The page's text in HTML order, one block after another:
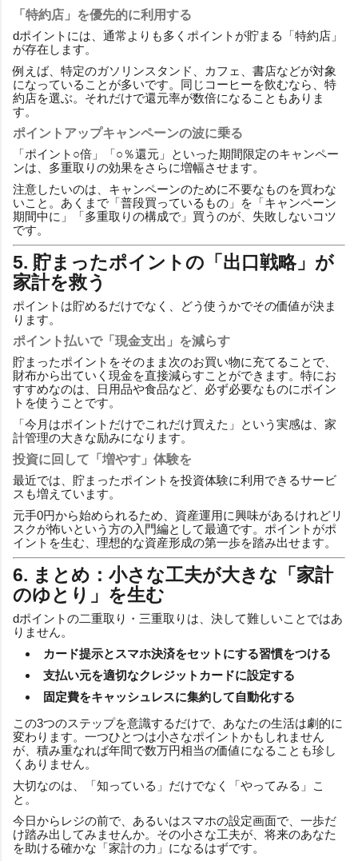
「特約店」を優先的に利用する
dポイントには、通常よりも多くポイントが貯まる「特約店」
が存在します。
例えば、特定のガソリンスタンド、カフェ、書店などが対象
になっていることが多いです。同じコーヒーを飲むなら、特
約店を選ぶ。それだけで還元率が数倍になることもありま
す。
ポイントアップキャンペーンの波に乗る
「ポイント○倍」「○％還元」といった期間限定のキャンペー
ンは、多重取りの効果をさらに増幅させます。
注意したいのは、キャンペーンのために不要なものを買わな
いこと。あくまで「普段買っているもの」を「キャンペーン
期間中に」「多重取りの構成で」買うのが、失敗しないコツ
です。
5. 貯まったポイントの「出口戦略」が
家計を救う
ポイントは貯めるだけでなく、どう使うかでその価値が決ま
ります。
ポイント払いで「現金支出」を減らす
貯まったポイントをそのまま次のお買い物に充てることで、
財布から出ていく現金を直接減らすことができます。特にお
すすめなのは、日用品や食品など、必ず必要なものにポイン
トを使うことです。
「今月はポイントだけでこれだけ買えた」という実感は、家
計管理の大きな励みになります。
投資に回して「増やす」体験を
最近では、貯まったポイントを投資体験に利用できるサービ
スも増えています。
元手0円から始められるため、資産運用に興味があるけれどリ
スクが怖いという方の入門編として最適です。ポイントがポ
イントを生む、理想的な資産形成の第一歩を踏み出せます。
6. まとめ：小さな工夫が大きな「家計
のゆとり」を生む
dポイントの二重取り・三重取りは、決して難しいことではあ
りません。
カード提示とスマホ決済をセットにする習慣をつける
支払い元を適切なクレジットカードに設定する
固定費をキャッシュレスに集約して自動化する
この3つのステップを意識するだけで、あなたの生活は劇的に
変わります。一つひとつは小さなポイントかもしれません
が、積み重なれば年間で数万円相当の価値になることも珍し
くありません。
大切なのは、「知っている」だけでなく「やってみる」こ
と。
今日からレジの前で、あるいはスマホの設定画面で、一歩だ
け踏み出してみませんか。その小さな工夫が、将来のあなた
を助ける確かな「家計の力」になるはずです。